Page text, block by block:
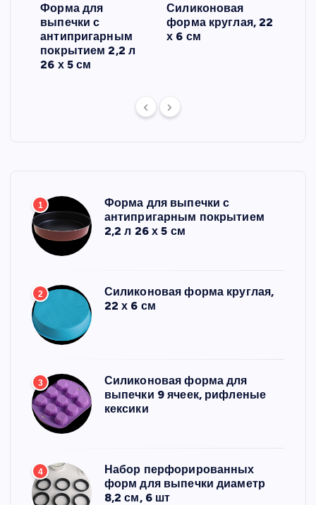
Форма для
выпечки с
антипригарным
покрытием 2,2 л
26 х 5 см
Силиконовая
форма круглая, 22
х 6 см
1
Форма для выпечки с
антипригарным покрытием
2,2 л 26 х 5 см
2
Силиконовая форма круглая,
22 х 6 см
3
Силиконовая форма для
выпечки 9 ячеек, рифленые
кексики
4
Набор перфорированных
форм для выпечки диаметр
8,2 см, 6 шт